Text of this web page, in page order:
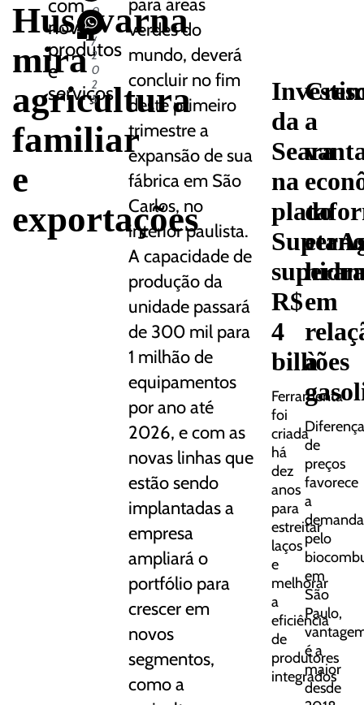
Husqvarna
mira
agricultura
familiar
e
exportações
com
novos
produtos
e
serviços
0
2
/
2
0
2
5
para áreas
verdes do
mundo, deverá
concluir no fim
deste primeiro
trimestre a
expansão de sua
fábrica em São
Carlos, no
interior paulista.
A capacidade de
produção da
unidade passará
de 300 mil para
1 milhão de
equipamentos
por ano até
2026, e com as
novas linhas que
estão sendo
implantadas a
empresa
ampliará o
portfólio para
crescer em
novos
segmentos,
como a
da
Seara
na
R$
4
bilhões
Ferramenta
foi
criada
há
dez
anos
para
estreitar
laços
e
melhorar
a
eficiência
de
produtores
integrados
a
do
em
à
Diferença
de
preços
favorece
a
demanda
pelo
em
São
Paulo,
é a
maior
desde